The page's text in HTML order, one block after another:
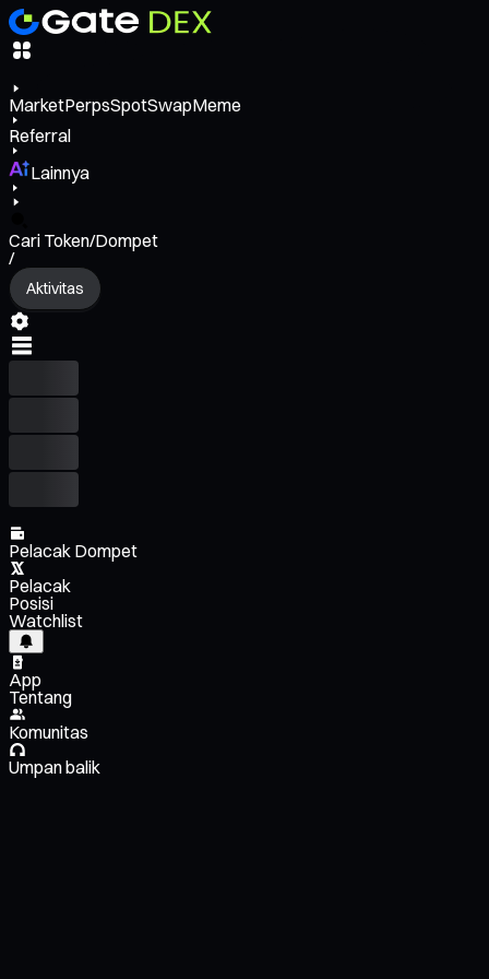
MarketPerpsSpotSwapMeme
Referral
Lainnya
Cari Token/Dompet
/
Aktivitas
Pelacak Dompet
Pelacak
Posisi
Watchlist
App
Tentang
Komunitas
Umpan balik